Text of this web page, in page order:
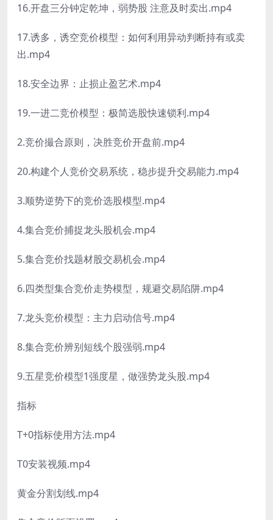
16.开盘三分钟定乾坤，弱势股 注意及时卖出.mp4
17.诱多，诱空竞价模型：如何利用异动判断持有或卖
出.mp4
18.安全边界：止损止盈艺术.mp4
19.一进二竞价模型：极简选股快速锁利.mp4
2.竞价撮合原则，决胜竞价开盘前.mp4
20.构建个人竞价交易系统，稳步提升交易能力.mp4
3.顺势逆势下的竞价选股模型.mp4
4.集合竞价捕捉龙头股机会.mp4
5.集合竞价找题材股交易机会.mp4
6.四类型集合竞价走势模型，规避交易陷阱.mp4
7.龙头竞价模型：主力启动信号.mp4
8.集合竞价辨别短线个股强弱.mp4
9.五星竞价模型1强度星，做强势龙头股.mp4
指标
T+0指标使用方法.mp4
T0安装视频.mp4
黄金分割划线.mp4